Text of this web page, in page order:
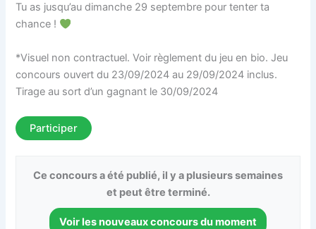
Tu as jusqu’au dimanche 29 septembre pour tenter ta
chance !
*Visuel non contractuel. Voir règlement du jeu en bio. Jeu
concours ouvert du 23/09/2024 au 29/09/2024 inclus.
Tirage au sort d’un gagnant le 30/09/2024
Participer
Ce concours a été publié, il y a plusieurs semaines
et peut être terminé.
Voir les nouveaux concours du moment